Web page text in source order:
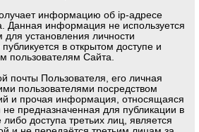
информацию об ip-адресе
Данная информация не используется
установления личности
в открытом доступе и
пользователям Сайта.
почты Пользователя, его личная
пользователями посредством
и прочая информация, относящаяся
не предназначенная для публикации в
либо доступа третьих лиц, является